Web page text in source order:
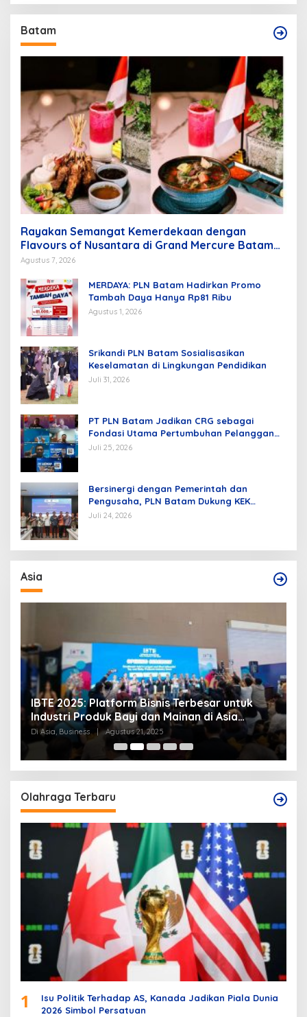
Batam
Rayakan Semangat Kemerdekaan dengan
Flavours of Nusantara di Grand Mercure Batam
Centre
Agustus 7, 2026
MERDAYA: PLN Batam Hadirkan Promo
Tambah Daya Hanya Rp81 Ribu
Agustus 1, 2026
Srikandi PLN Batam Sosialisasikan
Keselamatan di Lingkungan Pendidikan
Juli 31, 2026
PT PLN Batam Jadikan CRG sebagai
Fondasi Utama Pertumbuhan Pelanggan
dan Pembangunan Infrastruktur
Juli 25, 2026
Bersinergi dengan Pemerintah dan
Pengusaha, PLN Batam Dukung KEK
Tanjung Sauh sebagai Hub Energi Baru
Juli 24, 2026
Asia
IBTE 2025: Platform Bisnis Terbesar untuk
Industri Produk Bayi dan Mainan di Asia
Tenggara
Di Asia, Business | Agustus 21, 2025
Olahraga Terbaru
1
Isu Politik Terhadap AS, Kanada Jadikan Piala Dunia
2026 Simbol Persatuan